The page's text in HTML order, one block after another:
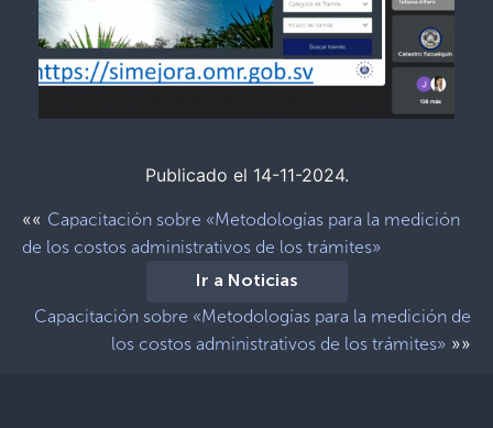
Publicado el 14-11-2024.
«« Capacitación sobre «Metodologías para la medición
de los costos administrativos de los trámites»
Ir a Noticias
Capacitación sobre «Metodologías para la medición de
los costos administrativos de los trámites» »»